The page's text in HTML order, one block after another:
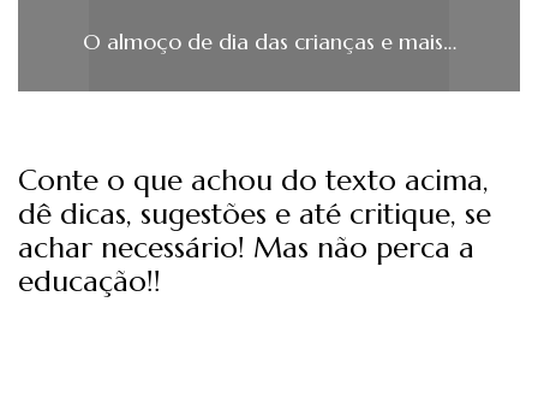
O almoço de dia das crianças e mais…
Conte o que achou do texto acima,
dê dicas, sugestões e até critique, se
achar necessário! Mas não perca a
educação!!